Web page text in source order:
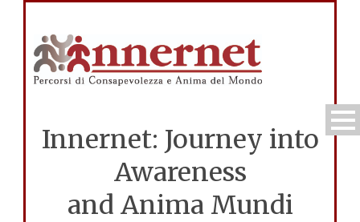
Innernet: Journey into
Awareness
and Anima Mundi